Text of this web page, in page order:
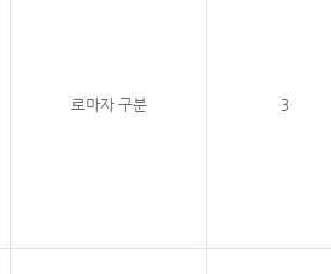
로마자 구분 3